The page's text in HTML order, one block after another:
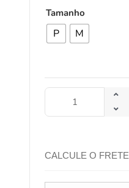
Tamanho
P M
CALCULE O FRETE